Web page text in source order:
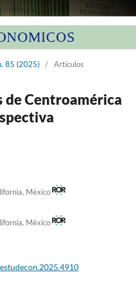
85 (2025) / Artículos
Centroamérica
México
México